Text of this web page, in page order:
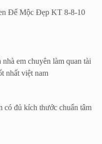
Để Mộc Đẹp KT 8-8-10
em chuyên làm quan tài
nhất việt nam
có đủ kích thước chuẩn tâm